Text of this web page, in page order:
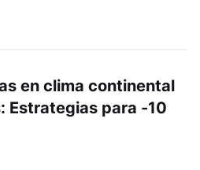
en clima continental
Estrategias para -10